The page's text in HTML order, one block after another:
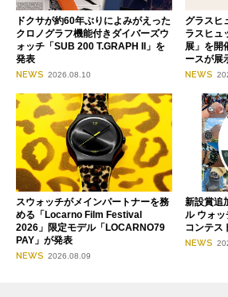
ドクサが約60年ぶりによみがえった
クロノグラフ機能付きダイバーズウ
ォッチ「SUB 200 T.GRAPH II」を
発表
NEWS 2026.08.10
グラスヒ
ラスヒュ
展」を開
ースが展
NEWS
スウォッチがメインパートナーを務
める「Locarno Film Festival
2026」限定モデル「LOCARNO79
PAY」が発表
NEWS 2026.08.09
新設賞追
ル ウォ
コンテス
NEWS